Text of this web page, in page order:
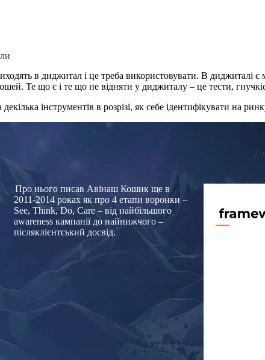
в диджитал і це треба використовувати. В диджиталі є
Те що є і те що не відняти у диджиталу – це тести,
інструментів в розрізі, як себе ідентифікувати на
Про нього писав Авінаш Кошик ще в
2011-2014 роках як про 4 етапи воронки –
See, Think, Do, Care – від найбільшого
awareness кампанії до найнижчого –
післяклієнтський досвід.